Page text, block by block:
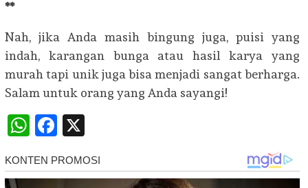
**
Nah, jika Anda masih bingung juga, puisi yang
indah, karangan bunga atau hasil karya yang
murah tapi unik juga bisa menjadi sangat berharga.
Salam untuk orang yang Anda sayangi!
WhatsApp
Facebook